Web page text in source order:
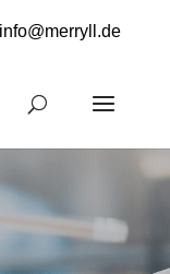
info@merryll.de